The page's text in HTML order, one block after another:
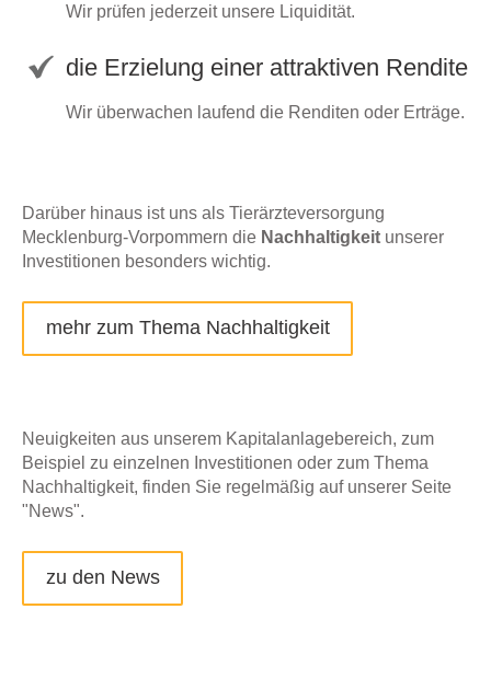
Wir prüfen jederzeit unsere Liquidität.
die Erzielung einer attraktiven Rendite
Wir überwachen laufend die Renditen oder Erträge.
Darüber hinaus ist uns als Tierärzteversorgung
Mecklenburg-Vorpommern die Nachhaltigkeit unserer
Investitionen besonders wichtig.
mehr zum Thema Nachhaltigkeit
Neuigkeiten aus unserem Kapitalanlagebereich, zum
Beispiel zu einzelnen Investitionen oder zum Thema
Nachhaltigkeit, finden Sie regelmäßig auf unserer Seite
"News".
zu den News